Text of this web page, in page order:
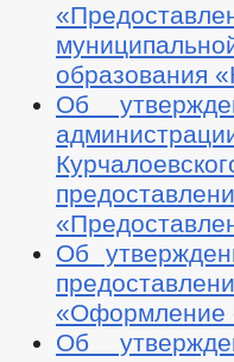
образования
Об
Об
«Оформление
Об